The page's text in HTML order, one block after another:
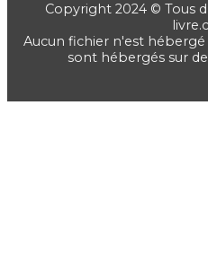
Copyright 2024 © Tous
Aucun fichier n'est hébergé
sont hébergés sur